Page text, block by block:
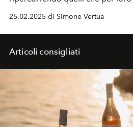
marchio. Una sfilata esplosiva
25.02.2025 di Simone Vertua
Articoli consigliati